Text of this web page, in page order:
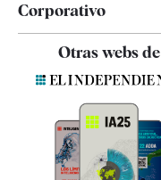
Corporativo
Contacto
Quiénes somos
Especificaciones
Otras webs de